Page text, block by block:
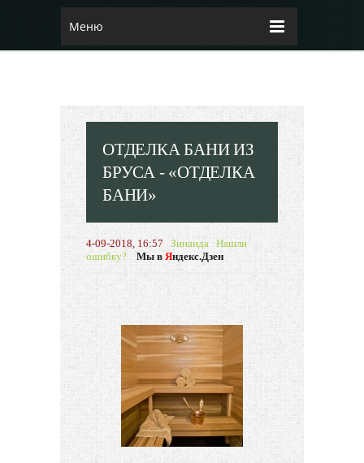
Меню
ОТДЕЛКА БАНИ ИЗ
БРУСА - «ОТДЕЛКА
БАНИ»
4-09-2018, 16:57 Зинаида Нашли
ошибку?
Мы в Яндекс.Дзен